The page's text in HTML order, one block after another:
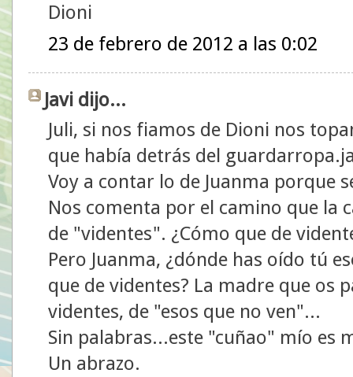
Dioni
23 de febrero de 2012 a las 0:02
Javi dijo...
Juli, si nos fiamos de Dioni nos
que había detrás del
Voy a contar lo de Juanma porque
Nos comenta por el camino que la
de "videntes". ¿Cómo que de
Pero Juanma, ¿dónde has oído tú
que de videntes? La madre que os
videntes, de "esos que no ven"...
Sin palabras...este "cuñao" mío es
Un abrazo.